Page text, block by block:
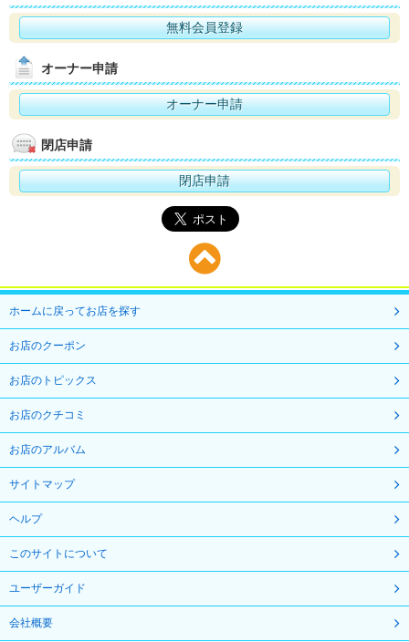
無料会員登録
オーナー申請
オーナー申請
閉店申請
閉店申請
ホームに戻ってお店を探す
お店のクーポン
お店のトピックス
お店のクチコミ
お店のアルバム
サイトマップ
ヘルプ
このサイトについて
ユーザーガイド
会社概要